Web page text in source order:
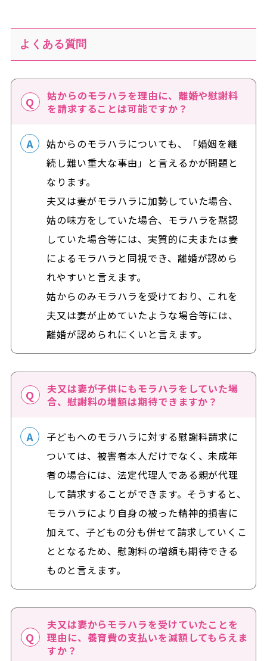
よくある質問
姑からのモラハラを理由に、離婚や慰謝料
を請求することは可能ですか？
姑からのモラハラについても、「婚姻を継
続し難い重大な事由」と言えるかが問題と
なります。
夫又は妻がモラハラに加勢していた場合、
姑の味方をしていた場合、モラハラを黙認
していた場合等には、実質的に夫または妻
によるモラハラと同視でき、離婚が認めら
れやすいと言えます。
姑からのみモラハラを受けており、これを
夫又は妻が止めていたような場合等には、
離婚が認められにくいと言えます。
夫又は妻が子供にもモラハラをしていた場
合、慰謝料の増額は期待できますか？
子どもへのモラハラに対する慰謝料請求に
ついては、被害者本人だけでなく、未成年
者の場合には、法定代理人である親が代理
して請求することができます。そうすると、
モラハラにより自身の被った精神的損害に
加えて、子どもの分も併せて請求していくこ
ととなるため、慰謝料の増額も期待できる
ものと言えます。
夫又は妻からモラハラを受けていたことを
理由に、養育費の支払いを減額してもらえま
すか？